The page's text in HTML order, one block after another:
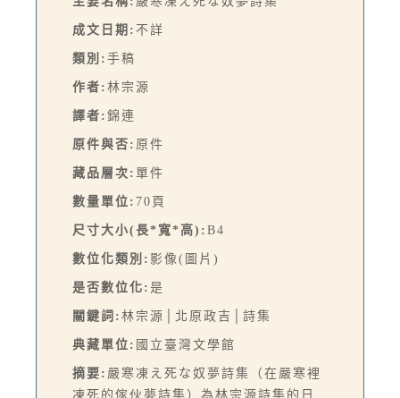
成文日期: 不詳
類別: 手稿
作者: 林宗源
譯者: 錦連
原件與否: 原件
藏品層次: 單件
數量單位: 70頁
尺寸大小(長*寬*高): B4
數位化類別: 影像(圖片)
是否數位化: 是
關鍵詞: 林宗源│北原政吉│詩集
典藏單位: 國立臺灣文學館
摘要: 嚴寒凍え死な奴夢詩集（在嚴寒裡
凍死的傢伙夢詩集）為林宗源詩集的日